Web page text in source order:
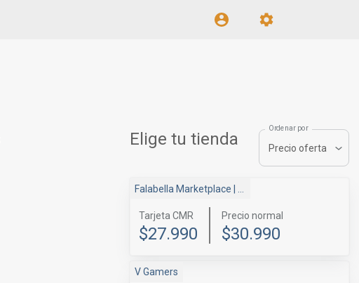
Elige tu tienda
Ordenar por
Precio oferta
Falabella Marketplace | Bestmart
Tarjeta CMR
$27.990
Precio normal
$30.990
V Gamers